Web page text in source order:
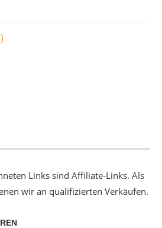
Links sind Affiliate-Links. Als
wir an qualifizierten Verkäufen.